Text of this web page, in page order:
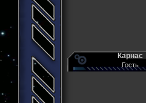
Карнас
Гость